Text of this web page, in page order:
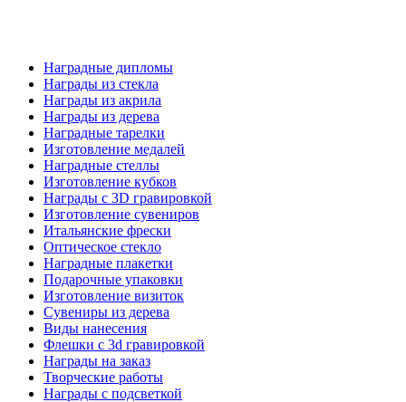
Наградные дипломы
Награды из стекла
Награды из акрила
Награды из дерева
Наградные тарелки
Изготовление медалей
Наградные стеллы
Изготовление кубков
Награды с 3D гравировкой
Изготовление сувениров
Итальянские фрески
Оптическое стекло
Наградные плакетки
Подарочные упаковки
Изготовление визиток
Сувениры из дерева
Виды нанесения
Флешки с 3d гравировкой
Награды на заказ
Творческие работы
Награды с подсветкой